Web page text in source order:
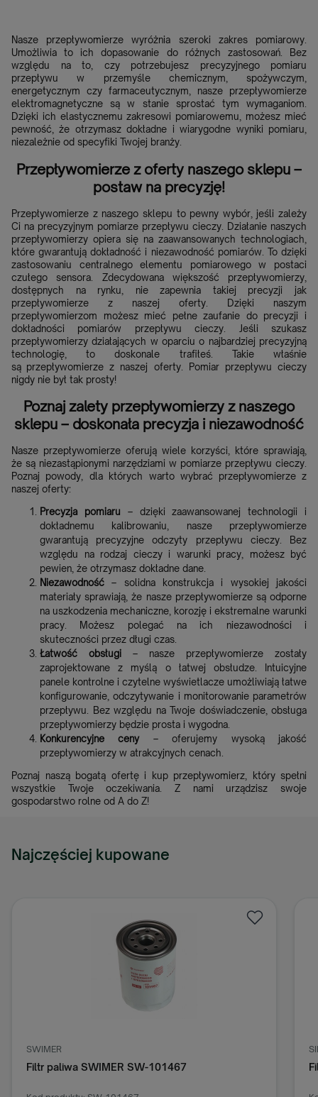
Nasze przepływomierze wyróżnia szeroki zakres pomiarowy.
Umożliwia to ich dopasowanie do różnych zastosowań. Bez
względu na to, czy potrzebujesz precyzyjnego pomiaru
przepływu w przemyśle chemicznym, spożywczym,
energetycznym czy farmaceutycznym, nasze przepływomierze
elektromagnetyczne są w stanie sprostać tym wymaganiom.
Dzięki ich elastycznemu zakresowi pomiarowemu, możesz mieć
pewność, że otrzymasz dokładne i wiarygodne wyniki pomiaru,
niezależnie od specyfiki Twojej branży.
Przepływomierze z oferty naszego sklepu –
postaw na precyzję!
Przepływomierze z naszego sklepu to pewny wybór, jeśli zależy
Ci na precyzyjnym pomiarze przepływu cieczy. Działanie naszych
przepływomierzy opiera się na zaawansowanych technologiach,
które gwarantują dokładność i niezawodność pomiarów. To dzięki
zastosowaniu centralnego elementu pomiarowego w postaci
czułego sensora. Zdecydowana większość przepływomierzy,
dostępnych na rynku, nie zapewnia takiej precyzji jak
przepływomierze z naszej oferty. Dzięki naszym
przepływomierzom możesz mieć pełne zaufanie do precyzji i
dokładności pomiarów przepływu cieczy. Jeśli szukasz
przepływomierzy działających w oparciu o najbardziej precyzyjną
technologię, to doskonale trafiłeś. Takie właśnie
są przepływomierze z naszej oferty. Pomiar przepływu cieczy
nigdy nie był tak prosty!
Poznaj zalety przepływomierzy z naszego
sklepu – doskonała precyzja i niezawodność
Nasze przepływomierze oferują wiele korzyści, które sprawiają,
że są niezastąpionymi narzędziami w pomiarze przepływu cieczy.
Poznaj powody, dla których warto wybrać przepływomierze z
naszej oferty:
Precyzja pomiaru – dzięki zaawansowanej technologii i
dokładnemu kalibrowaniu, nasze przepływomierze
gwarantują precyzyjne odczyty przepływu cieczy. Bez
względu na rodzaj cieczy i warunki pracy, możesz być
pewien, że otrzymasz dokładne dane.
Niezawodność – solidna konstrukcja i wysokiej jakości
materiały sprawiają, że nasze przepływomierze są odporne
na uszkodzenia mechaniczne, korozję i ekstremalne warunki
pracy. Możesz polegać na ich niezawodności i
skuteczności przez długi czas.
Łatwość obsługi – nasze przepływomierze zostały
zaprojektowane z myślą o łatwej obsłudze. Intuicyjne
panele kontrolne i czytelne wyświetlacze umożliwiają łatwe
konfigurowanie, odczytywanie i monitorowanie parametrów
przepływu. Bez względu na Twoje doświadczenie, obsługa
przepływomierzy będzie prosta i wygodna.
Konkurencyjne ceny– oferujemy wysoką jakość
przepływomierzy w atrakcyjnych cenach.
Poznaj naszą bogatą ofertę i kup przepływomierz, który spełni
wszystkie Twoje oczekiwania. Z nami urządzisz swoje
gospodarstwo rolne od A do Z!
Najczęściej kupowane
SWIMER
Filtr paliwa SWIMER SW-101467